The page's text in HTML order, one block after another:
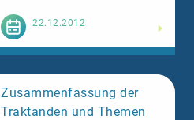
22.12.2012
Zusammenfassung der
Traktanden und Themen